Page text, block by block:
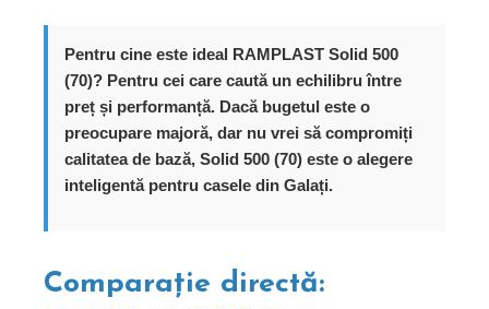
Pentru cine este ideal RAMPLAST Solid 500
(70)? Pentru cei care caută un echilibru între
preț și performanță. Dacă bugetul este o
preocupare majoră, dar nu vrei să compromiți
calitatea de bază, Solid 500 (70) este o alegere
inteligentă pentru casele din Galați.
Comparație directă: